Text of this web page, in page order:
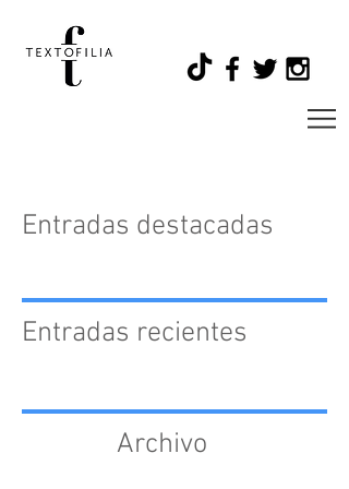
Entradas destacadas
Entradas recientes
Archivo